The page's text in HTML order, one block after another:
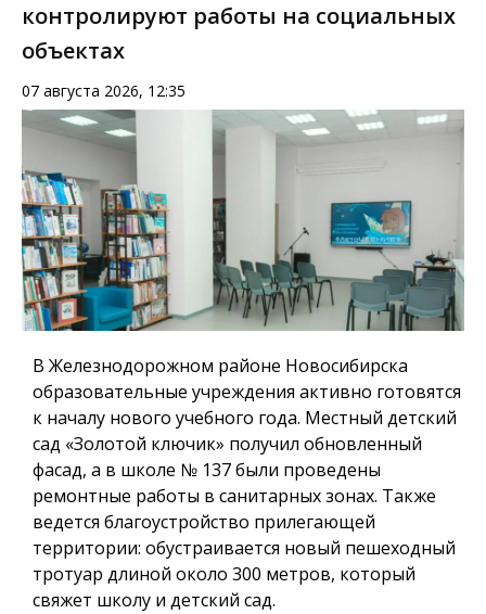
контролируют работы на социальных
объектах
07 августа 2026, 12:35
В Железнодорожном районе Новосибирска
образовательные учреждения активно готовятся
к началу нового учебного года. Местный детский
сад «Золотой ключик» получил обновленный
фасад, а в школе № 137 были проведены
ремонтные работы в санитарных зонах. Также
ведется благоустройство прилегающей
территории: обустраивается новый пешеходный
тротуар длиной около 300 метров, который
свяжет школу и детский сад.